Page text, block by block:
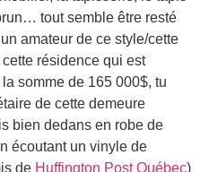
tout semble être resté
amateur de ce style/cette
résidence qui est
somme de 165 000$, tu
de cette demeure
bien dedans en robe de
écoutant un vinyle de
de Huffington Post Québec)